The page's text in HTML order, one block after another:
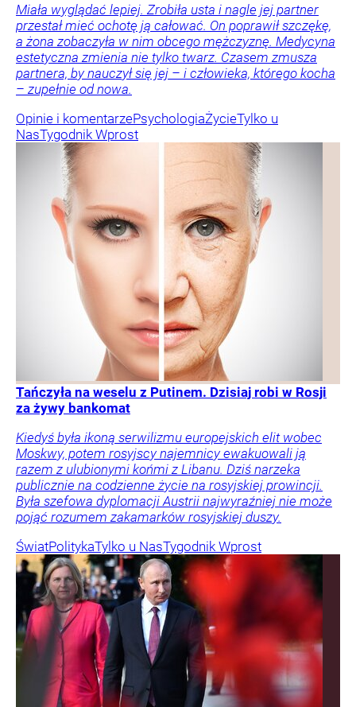
Miała wyglądać lepiej. Zrobiła usta i nagle jej partner
przestał mieć ochotę ją całować. On poprawił szczękę,
a żona zobaczyła w nim obcego mężczyznę. Medycyna
estetyczna zmienia nie tylko twarz. Czasem zmusza
partnera, by nauczył się jej – i człowieka, którego kocha
– zupełnie od nowa.
Opinie i komentarzePsychologiaŻycieTylko u
NasTygodnik Wprost
Tańczyła na weselu z Putinem. Dzisiaj robi w Rosji
za żywy bankomat
Kiedyś była ikoną serwilizmu europejskich elit wobec
Moskwy, potem rosyjscy najemnicy ewakuowali ją
razem z ulubionymi końmi z Libanu. Dziś narzeka
publicznie na codzienne życie na rosyjskiej prowincji.
Była szefowa dyplomacji Austrii najwyraźniej nie może
pojąć rozumem zakamarków rosyjskiej duszy.
ŚwiatPolitykaTylko u NasTygodnik Wprost